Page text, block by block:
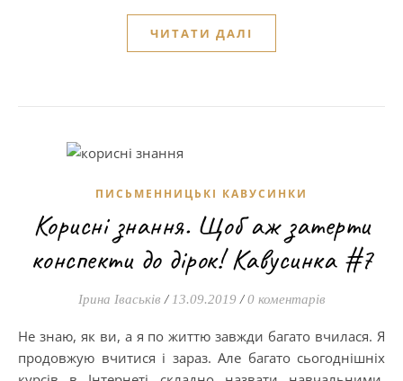
ЧИТАТИ ДАЛІ
ПИСЬМЕННИЦЬКІ КАВУСИНКИ
Корисні знання. Щоб аж затерти
конспекти до дірок! Кавусинка #7
Ірина Іваськів / 13.09.2019 / 0 коментарів
Не знаю, як ви, а я по життю завжди багато вчилася. Я
продовжую вчитися і зараз. Але багато сьогоднішніх